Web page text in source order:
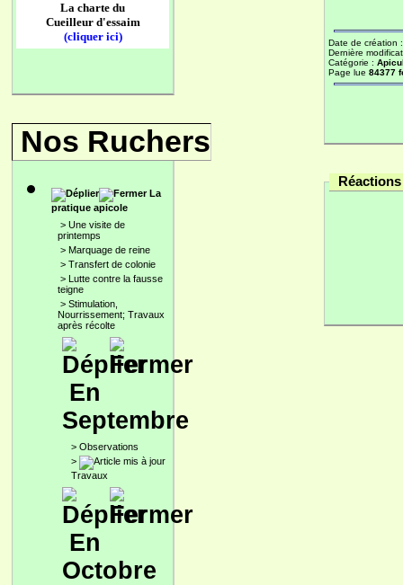
La charte du
Cueilleur d'essaim
(cliquer ici)
Nos Ruchers
La
pratique apicole
> Une visite de
printemps
> Marquage de reine
> Transfert de colonie
> Lutte contre la fausse
teigne
> Stimulation,
Nourrissement; Travaux
après récolte
En
Septembre
> Observations
>
Travaux
En
Octobre
Date de création
Dernière
Catégorie :
Page lue 84377